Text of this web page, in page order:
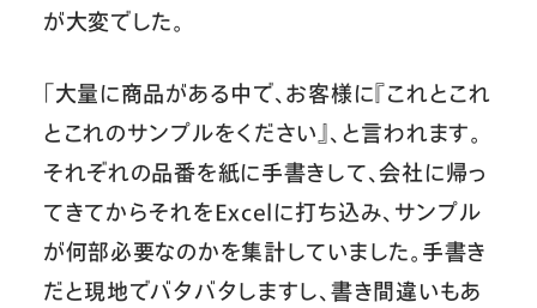
が大変でした。
「大量に商品がある中で、お客様に『これとこれ
とこれのサンプルをください』、と言われます。
それぞれの品番を紙に手書きして、会社に帰っ
てきてからそれをExcelに打ち込み、サンプル
が何部必要なのかを集計していました。手書き
だと現地でバタバタしますし、書き間違いもあ